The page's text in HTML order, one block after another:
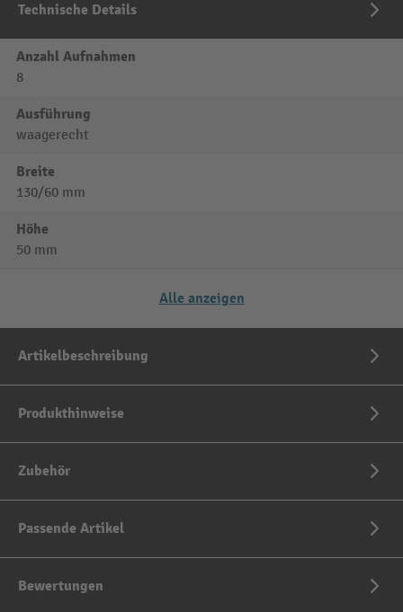
Technische Details
Anzahl Aufnahmen
8
Ausführung
waagerecht
Breite
130/60 mm
Höhe
50 mm
Alle anzeigen
Artikelbeschreibung
Produkthinweise
Zubehör
Passende Artikel
Bewertungen